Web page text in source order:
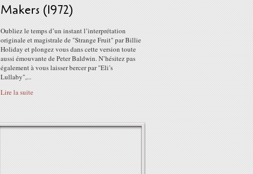
Makers (1972)
Oubliez le temps d’un instant l’interprétation
originale et magistrale de "Strange Fruit" par Billie
Holiday et plongez vous dans cette version toute
aussi émouvante de Peter Baldwin. N’hésitez pas
également à vous laisser bercer par "Eli’s
Lullaby",...
Lire la suite